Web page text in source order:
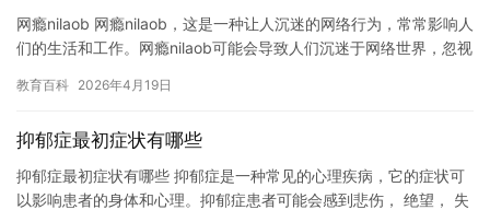
网瘾nilaob 网瘾nilaob，这是一种让人沉迷的网络行为，常常影响人
们的生活和工作。网瘾nilaob可能会导致人们沉迷于网络世界，忽视
教育百科 2026年4月19日
抑郁症最初症状有哪些
抑郁症最初症状有哪些 抑郁症是一种常见的心理疾病，它的症状可
以影响患者的身体和心理。抑郁症患者可能会感到悲伤， 绝望， 失